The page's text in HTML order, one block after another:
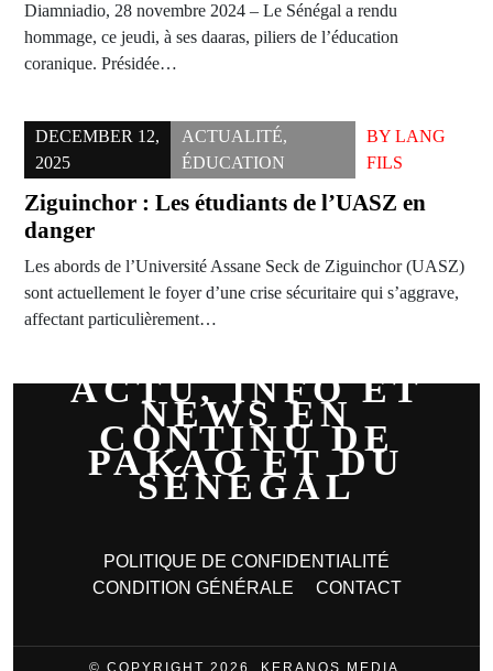
Diamniadio, 28 novembre 2024 – Le Sénégal a rendu
hommage, ce jeudi, à ses daaras, piliers de l’éducation
coranique. Présidée…
DECEMBER 12,
2025
ACTUALITÉ,
ÉDUCATION
BYLANG
FILS
Ziguinchor : Les étudiants de l’UASZ en
danger
Les abords de l’Université Assane Seck de Ziguinchor (UASZ)
sont actuellement le foyer d’une crise sécuritaire qui s’aggrave,
affectant particulièrement…
ACTU, INFO ET
NEWS EN
CONTINU DE
PAKAO ET DU
SÉNÉGAL
POLITIQUE DE CONFIDENTIALITÉ
CONDITION GÉNÉRALE
CONTACT
© COPYRIGHT 2026, KERANOS MEDIA.